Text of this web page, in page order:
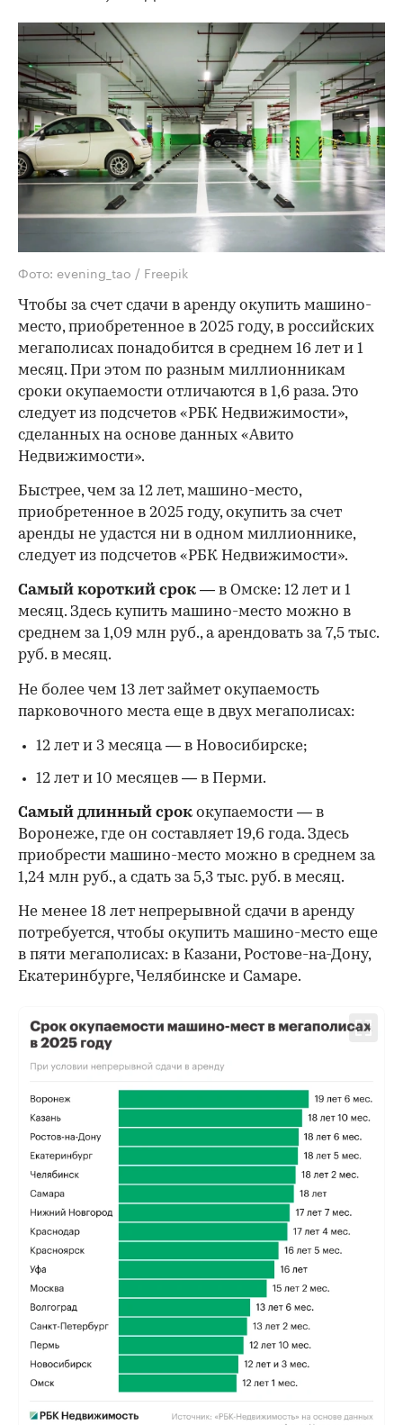
Фото: evening_tao / Freepik
Чтобы за счет сдачи в аренду окупить машино-
место, приобретенное в 2025 году, в российских
мегаполисах понадобится в среднем 16 лет и 1
месяц. При этом по разным миллионникам
сроки окупаемости отличаются в 1,6 раза. Это
следует из подсчетов «РБК Недвижимости»,
сделанных на основе данных «Авито
Недвижимости».
Быстрее, чем за 12 лет, машино-место,
приобретенное в 2025 году, окупить за счет
аренды не удастся ни в одном миллионнике,
следует из подсчетов «РБК Недвижимости».
Самый короткий срок — в Омске: 12 лет и 1
месяц. Здесь купить машино-место можно в
среднем за 1,09 млн руб., а арендовать за 7,5 тыс.
руб. в месяц.
Не более чем 13 лет займет окупаемость
парковочного места еще в двух мегаполисах:
12 лет и 3 месяца — в Новосибирске;
12 лет и 10 месяцев — в Перми.
Самый длинный срок окупаемости — в
Воронеже, где он составляет 19,6 года. Здесь
приобрести машино-место можно в среднем за
1,24 млн руб., а сдать за 5,3 тыс. руб. в месяц.
Не менее 18 лет непрерывной сдачи в аренду
потребуется, чтобы окупить машино-место еще
в пяти мегаполисах: в Казани, Ростове-на-Дону,
Екатеринбурге, Челябинске и Самаре.